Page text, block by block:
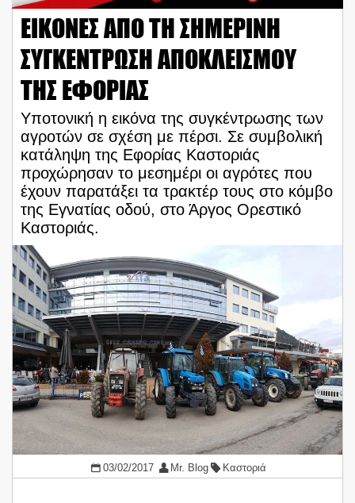
ΕΙΚΟΝΕΣ ΑΠΟ ΤΗ ΣΗΜΕΡΙΝΗ
ΣΥΓΚΕΝΤΡΩΣΗ ΑΠΟΚΛΕΙΣΜΟΥ
ΤΗΣ ΕΦΟΡΙΑΣ
Υποτονική η εικόνα της συγκέντρωσης των
αγροτών σε σχέση με πέρσι. Σε συμβολική
κατάληψη της Εφορίας Καστοριάς
προχώρησαν το μεσημέρι οι αγρότες που
έχουν παρατάξει τα τρακτέρ τους στο κόμβο
της Εγνατίας οδού, στο Άργος Ορεστικό
Καστοριάς.
03/02/2017 Mr. Blog Καστοριά